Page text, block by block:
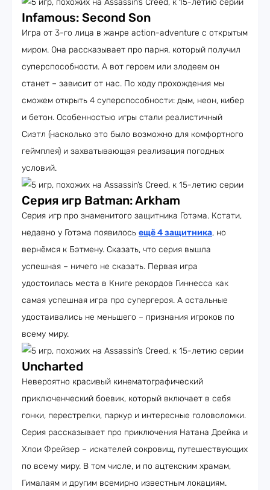
Infamous: Second Son
Игра от 3-го лица в жанре action-adventure с открытым
миром. Она рассказывает про парня, который получил
суперспособности. А вот героем или злодеем он
станет – зависит от нас. По ходу прохождения мы
сможем открыть 4 суперспособности: дым, неон, кибер
и бетон. Особенностью игры стали реалистичный
Сиэтл (насколько это было возможно для комфортного
геймплея) и захватывающая реализация погодных
условий.
Серия игр Batman: Arkham
Серия игр про знаменитого защитника Готэма. Кстати,
недавно у Готэма появилось ещё 4 защитника, но
вернёмся к Бэтмену. Сказать, что серия вышла
успешная – ничего не сказать. Первая игра
удостоилась места в Книге рекордов Гиннесса как
самая успешная игра про супергероя. А остальные
удостаивались не меньшего – признания игроков по
всему миру.
Uncharted
Невероятно красивый кинематографический
приключенческий боевик, который включает в себя
гонки, перестрелки, паркур и интересные головоломки.
Серия рассказывает про приключения Натана Дрейка и
Хлои Фрейзер – искателей сокровищ, путешествующих
по всему миру. В том числе, и по ацтекским храмам,
Гималаям и другим всемирно известным локациям.